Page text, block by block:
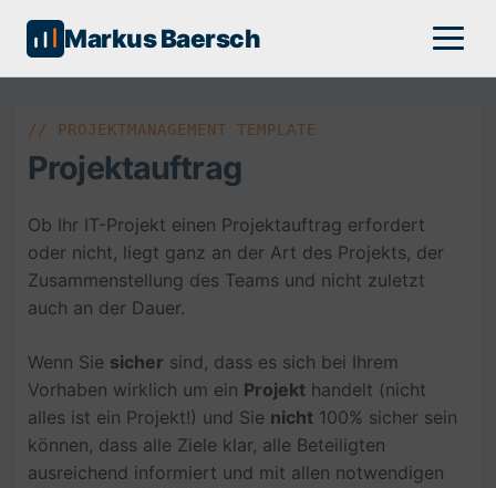
Markus Baersch
// PROJEKTMANAGEMENT TEMPLATE
Projektauftrag
Ob Ihr IT-Projekt einen Projektauftrag erfordert
oder nicht, liegt ganz an der Art des Projekts, der
Zusammenstellung des Teams und nicht zuletzt
auch an der Dauer.
Wenn Sie sicher sind, dass es sich bei Ihrem
Vorhaben wirklich um ein Projekt handelt (nicht
alles ist ein Projekt!) und Sie nicht 100% sicher sein
können, dass alle Ziele klar, alle Beteiligten
ausreichend informiert und mit allen notwendigen